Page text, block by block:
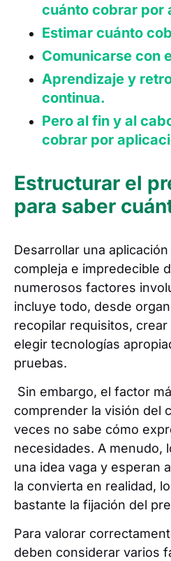
cuánto cobrar por
Estimar cuánto
Comunicarse con
Aprendizaje y
continua.
Pero al fin y al
cobrar por
Estructurar el
para saber
Desarrollar una
compleja e impredecible
numerosos factores
incluye todo, desde
recopilar requisitos,
elegir tecnologías
pruebas.
Sin embargo, el factor
comprender la visión del
veces no sabe cómo
necesidades. A menudo,
una idea vaga y esperan
la convierta en realidad,
bastante la fijación del
Para valorar
deben considerar varios